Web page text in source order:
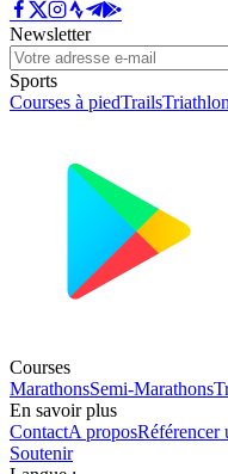
Newsletter
Sports
Courses à piedTrails
Courses
MarathonsSemi-Marathons
En savoir plus
ContactA proposRéférencer
Soutenir